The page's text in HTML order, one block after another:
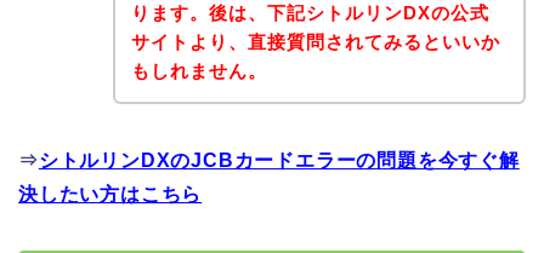
ります。後は、下記シトルリンDXの公式
サイトより、直接質問されてみるといいか
もしれません。
⇒シトルリンDXのJCBカードエラーの問題を今すぐ解
決したい方はこちら